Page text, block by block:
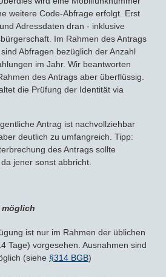
weitere Code-Abfrage erfolgt. Erst
Adressdaten dran - inklusive
Im Rahmen des Antrags
Abfragen bezüglich der Anzahl
im Jahr. Wir beantworten
des Antrags aber überflüssig.
die Prüfung der Identität via
Antrag ist nachvollziehbar
deutlich zu umfangreich. Tipp:
des Antrags sollte
jener sonst abbricht.
möglich
ist nur im Rahmen der üblichen
Tage) vorgesehen. Ausnahmen sind
(siehe §314 BGB)